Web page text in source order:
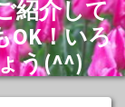
紹介して
OK！いろ
う(^^)